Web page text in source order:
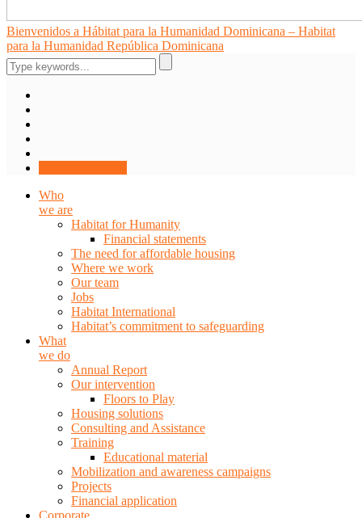
Bienvenidos a Hábitat para la Humanidad Dominicana – Habitat
para la Humanidad República Dominicana
Who
we are
Habitat for Humanity
Financial statements
The need for affordable housing
Where we work
Our team
Jobs
Habitat International
Habitat’s commitment to safeguarding
What
we do
Annual Report
Our intervention
Floors to Play
Housing solutions
Consulting and Assistance
Training
Educational material
Mobilization and awareness campaigns
Projects
Financial application
Corporate